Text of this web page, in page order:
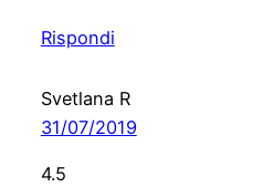
Rispondi
Svetlana R
31/07/2019
4.5